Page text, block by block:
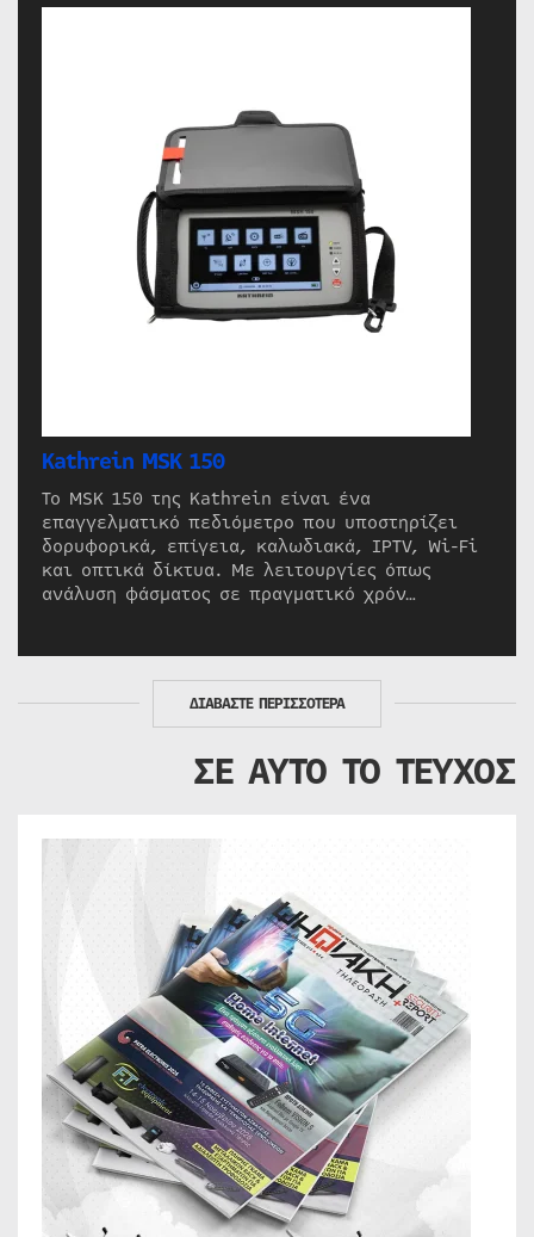
Kathrein MSK 150
Το MSK 150 της Kathrein είναι ένα
επαγγελματικό πεδιόμετρο που υποστηρίζει
δορυφορικά, επίγεια, καλωδιακά, IPTV, Wi-Fi
και οπτικά δίκτυα. Με λειτουργίες όπως
ανάλυση φάσματος σε πραγματικό χρόν…
ΔΙΑΒΑΣΤΕ ΠΕΡΙΣΣΟΤΕΡΑ
ΣΕ ΑΥΤΟ ΤΟ ΤΕΥΧΟΣ